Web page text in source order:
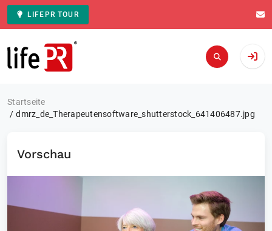
LIFEPR TOUR
Zur Startseite
Startseite
dmrz_de_Therapeutensoftware_shutterstock_641406487.jpg
Vorschau